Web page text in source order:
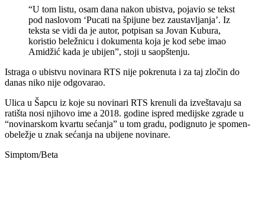
“U tom listu, osam dana nakon ubistva, pojavio se tekst
pod naslovom ‘Pucati na špijune bez zaustavljanja’. Iz
teksta se vidi da je autor, potpisan sa Jovan Kubura,
koristio beležnicu i dokumenta koja je kod sebe imao
Amidžić kada je ubijen”, stoji u saopštenju.
Istraga o ubistvu novinara RTS nije pokrenuta i za taj zločin do
danas niko nije odgovarao.
Ulica u Šapcu iz koje su novinari RTS krenuli da izveštavaju sa
ratišta nosi njihovo ime a 2018. godine ispred medijske zgrade u
“novinarskom kvartu sećanja” u tom gradu, podignuto je spomen-
obeležje u znak sećanja na ubijene novinare.
Simptom/Beta